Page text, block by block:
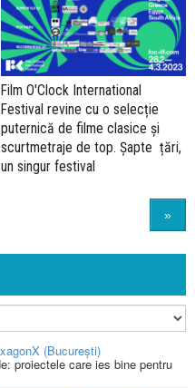
Film O'Clock International
Festival revine cu o selecție
puternică de filme clasice și
scurtmetraje de top. Șapte țări,
un singur festival
»
(București)
proiectele care ies bine pentru